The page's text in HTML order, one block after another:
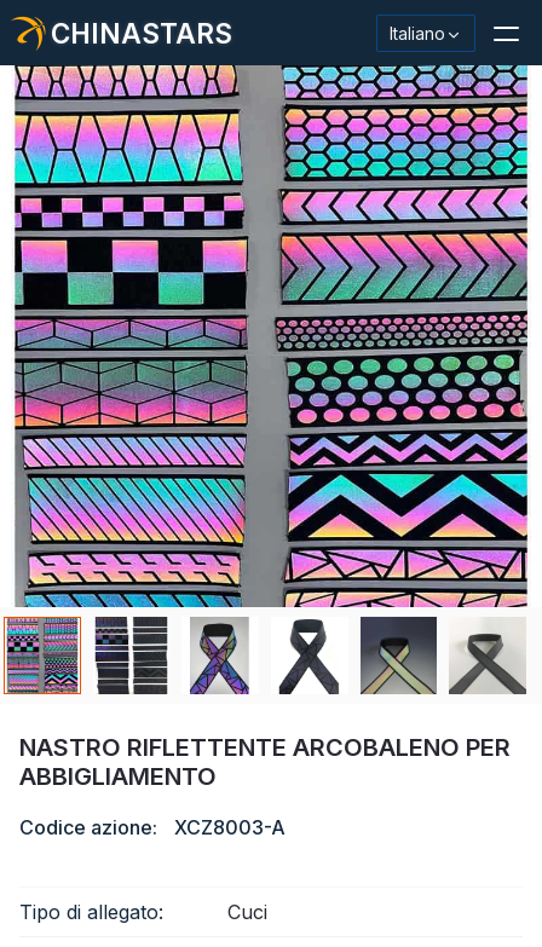
CHINASTARS Italiano
Materiale/nastro riflettente
Tessuto riflettente alla moda
Abbigliamento di sicurezza
Materiale che si illumina al buio
Lavaggio industriale Trim
Informazioni su CHINASTARS
Nuovo prodotto
Certificato
Catalogare
Video
NASTRO RIFLETTENTE ARCOBALENO PER
ABBIGLIAMENTO
Codice azione: XCZ8003-A
Tipo di allegato: Cuci